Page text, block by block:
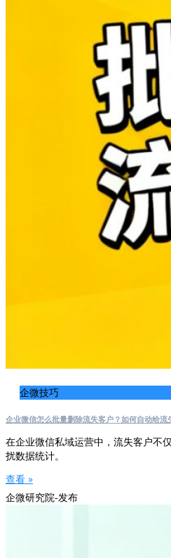
企微技巧
企业微信怎么批量删除流失客户？如何自动给流
在企业微信私域运营中，流失客户不
扰数据统计。
查看 »
企微研究院-发布